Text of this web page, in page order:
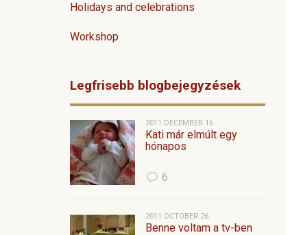
Holidays and celebrations
Workshop
Legfrisebb blogbejegyzések
2011 DECEMBER 16
Kati már elmúlt egy
hónapos
6
2011 OCTOBER 26
Benne voltam a tv-ben